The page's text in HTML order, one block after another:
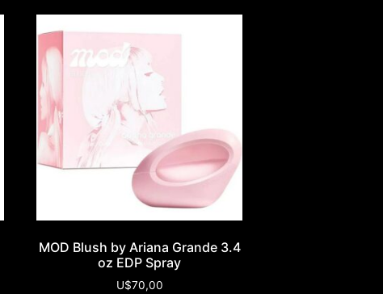
MOD Blush by Ariana Grande 3.4
oz EDP Spray
U$70,00